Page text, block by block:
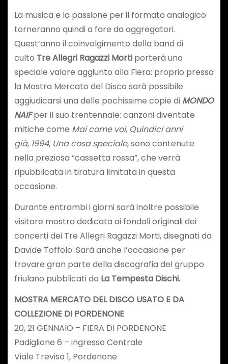
La musica e la passione per il formato analogico
torneranno quindi a fare da aggregatori.
Quest’anno il coinvolgimento della band di
culto Tre Allegri Ragazzi Mortiporterà uno
speciale valore aggiunto alla Fiera: proprio presso
la Mostra Mercato del Disco sarà possibile
aggiudicarsi una delle pochissime copie di MONDO
NAIFper il suo trentennale: canzoni diventate
mitiche come Mai come voi, Quindici anni
già, 1994, Una cosa speciale, sono contenute
nella preziosa “cassetta rossa”, che verrà
ripubblicata in tiratura limitata in questa
occasione.
Durante entrambi i giorni sarà inoltre possibile
visitare mostra dedicata ai fondali originali dei
concerti dei Tre Allegri Ragazzi Morti, disegnati da
Davide Toffolo. Sarà anche l’occasione per
trovare gran parte della discografia del gruppo
friulano pubblicati da La Tempesta Dischi.
MOSTRA MERCATO DEL DISCO USATO E DA
COLLEZIONE DI PORDENONE
20, 21 GENNAIO – FIERA DI PORDENONE
Padiglione 6 – ingresso Centrale
Viale Treviso 1, Pordenone